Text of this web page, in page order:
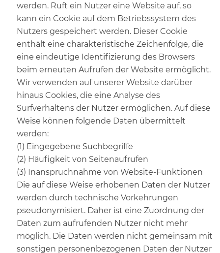
werden. Ruft ein Nutzer eine Website auf, so
kann ein Cookie auf dem Betriebssystem des
Nutzers gespeichert werden. Dieser Cookie
enthält eine charakteristische Zeichenfolge, die
eine eindeutige Identifizierung des Browsers
beim erneuten Aufrufen der Website ermöglicht.
Wir verwenden auf unserer Website darüber
hinaus Cookies, die eine Analyse des
Surfverhaltens der Nutzer ermöglichen. Auf diese
Weise können folgende Daten übermittelt
werden:
(1) Eingegebene Suchbegriffe
(2) Häufigkeit von Seitenaufrufen
(3) Inanspruchnahme von Website-Funktionen
Die auf diese Weise erhobenen Daten der Nutzer
werden durch technische Vorkehrungen
pseudonymisiert. Daher ist eine Zuordnung der
Daten zum aufrufenden Nutzer nicht mehr
möglich. Die Daten werden nicht gemeinsam mit
sonstigen personenbezogenen Daten der Nutzer